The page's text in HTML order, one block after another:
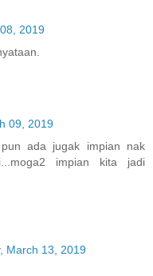
2019
09, 2019
ada jugak impian nak
impian kita jadi
March 13, 2019